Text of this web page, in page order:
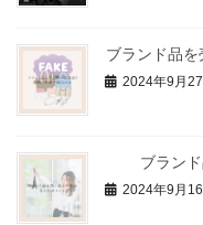
ブランド品
2024年9月
ブラン
2024年9月16